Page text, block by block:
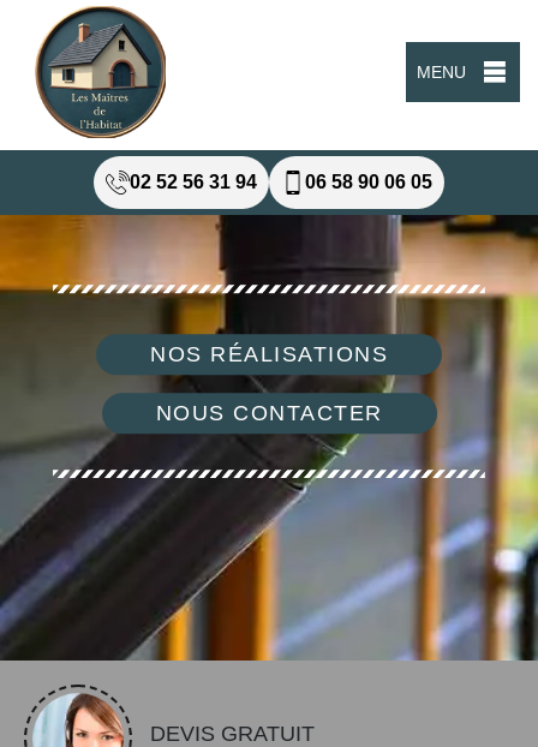
MENU
02 52 56 31 94 06 58 90 06 05
NOS RÉALISATIONS
NOUS CONTACTER
DEVIS GRATUIT